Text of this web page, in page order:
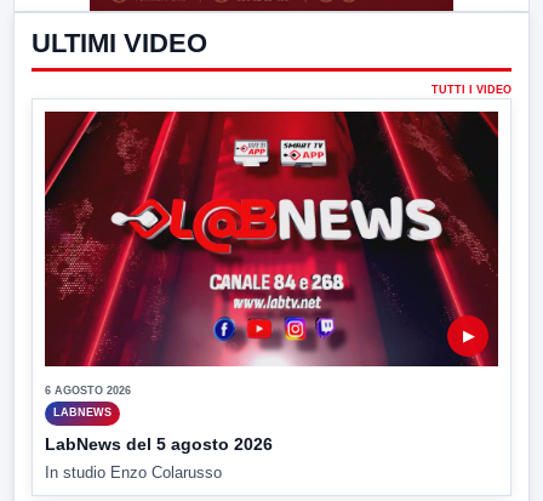
ULTIMI VIDEO
TUTTI I VIDEO
▶
6 AGOSTO 2026
LABNEWS
LabNews del 5 agosto 2026
In studio Enzo Colarusso